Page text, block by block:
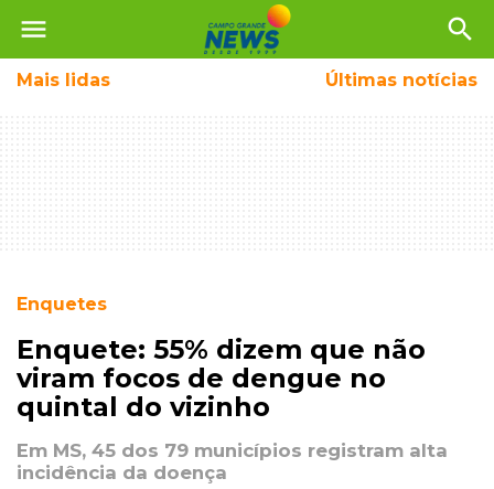
menu search
Mais lidas Últimas notícias
Enquetes
Enquete: 55% dizem que não
viram focos de dengue no
quintal do vizinho
Em MS, 45 dos 79 municípios registram alta
incidência da doença